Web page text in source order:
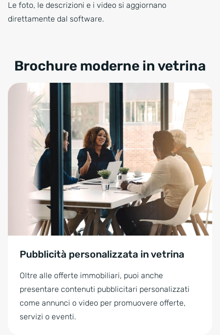
Le foto, le descrizioni e i video si aggiornano
direttamente dal software.
Brochure moderne in vetrina
Pubblicità personalizzata in vetrina
Oltre alle offerte immobiliari, puoi anche
presentare contenuti pubblicitari personalizzati
come annunci o video per promuovere offerte,
servizi o eventi.